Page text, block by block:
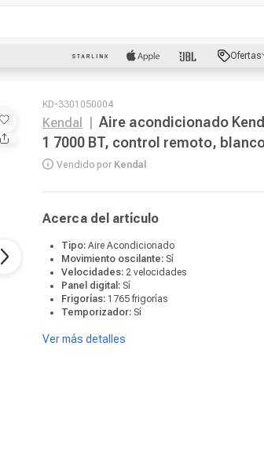
Ofertas
KD-3301050004
Kendal |Aire acondicionado
1 7000 BT, control remoto,
Vendido por Kendal
Acerca del artículo
Tipo:Aire Acondicionado
Movimiento oscilante: Sí
Velocidades:2 velocidades
Panel digital: Sí
Frigorías: 1765 frigorías
Temporizador: Sí
Ver más detalles